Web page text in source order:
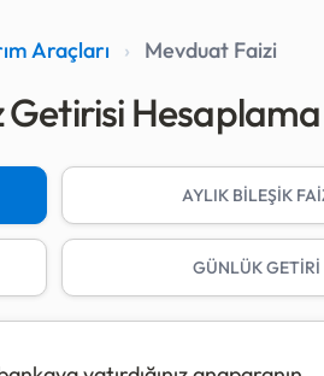
Araçları › Mevduat Faizi
Getirisi Hesaplama
AYLIK BİLEŞİK
GÜNLÜK GETİRİ